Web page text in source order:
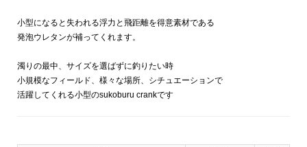
小型になると失われる浮力と飛距離を得意素材である
発泡ウレタンが補ってくれます。
濁りの最中、サイズを選ばずに釣りたい時
小規模なフィールド、様々な場所、シチュエーションで
活躍してくれる小型のsukoburu crankです